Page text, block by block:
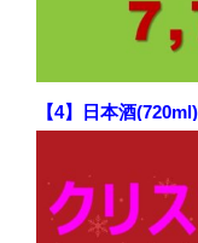
【4】日本酒